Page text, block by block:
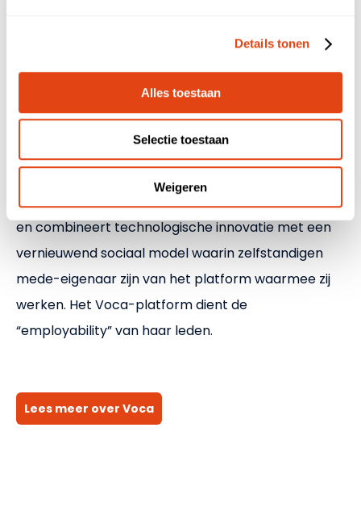
Details tonen
Alles toestaan
Selectie toestaan
Weigeren
steeds belangrijker, biedt
een platform, maar veel meer een coöperatief
ecosysteem waarin zelfstandige professionals
daadwerkelijk zelfstandig kunnen zijn én collectief
sterker staan.
Het platform is opgezet vanuit de verenigingZWiZ,
en combineert technologische innovatie met een
vernieuwend sociaal model waarin zelfstandigen
mede-eigenaar zijn van het platform waarmee zij
werken. Het Voca-platform dient de
“employability” van haar leden.
Lees meer over Voca